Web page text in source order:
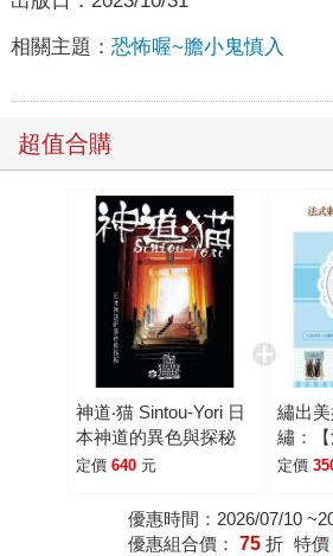
相關主題： 恐怖喔~膽小鬼慎入
超值合購
神道‧猫 Sintou-Yori 日
本神道的異色與探秘
定價 640 元
繡出
繡：
材料套
定價
優惠時間：2026/07/10
優惠組合價： 75 折 特價